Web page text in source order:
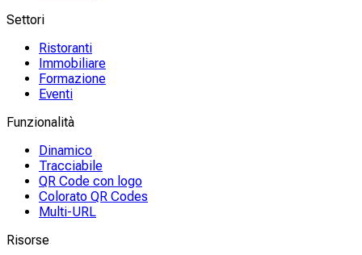
Settori
Ristoranti
Immobiliare
Formazione
Eventi
Funzionalità
Dinamico
Tracciabile
QR Code con logo
Colorato QR Codes
Multi-URL
Risorse